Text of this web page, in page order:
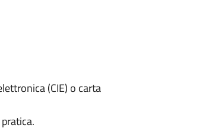
(CIE) o carta